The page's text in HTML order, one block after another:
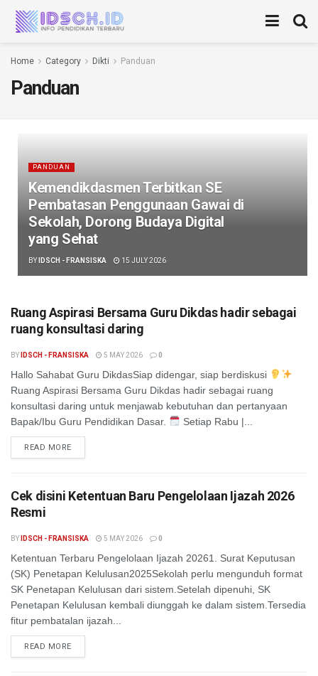
Home Category Dikti Panduan
Panduan
PANDUAN
Kemendikdasmen Terbitkan SE
Pembatasan Penggunaan Gawai di
Sekolah, Dorong Budaya Digital
yang Sehat
BY IDSCH - FRANSISKA 15 JULY 2026
Ruang Aspirasi Bersama Guru Dikdas hadir sebagai
ruang konsultasi daring
BY IDSCH - FRANSISKA 5 MAY 2026 0
Hallo Sahabat Guru DikdasSiap didengar, siap berdiskusi
Ruang Aspirasi Bersama Guru Dikdas hadir sebagai ruang
konsultasi daring untuk menjawab kebutuhan dan pertanyaan
Bapak/Ibu Guru Pendidikan Dasar.
Setiap Rabu |...
READ MORE
Cek disini Ketentuan Baru Pengelolaan Ijazah 2026
Resmi
BY IDSCH - FRANSISKA 5 MAY 2026 0
Ketentuan Terbaru Pengelolaan Ijazah 20261. Surat Keputusan
(SK) Penetapan Kelulusan2025Sekolah perlu mengunduh format
SK Penetapan Kelulusan dari sistem.Setelah dipenuhi, SK
Penetapan Kelulusan kembali diunggah ke dalam sistem.Tersedia
fitur pembatalan ijazah...
READ MORE